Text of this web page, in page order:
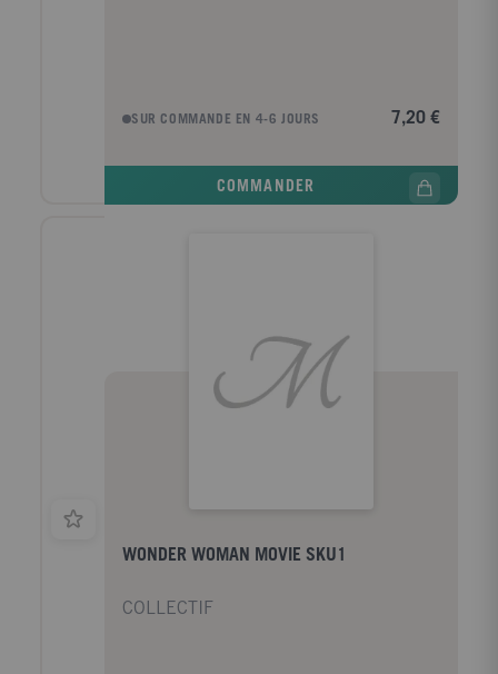
SUR COMMANDE EN 4-6 JOURS 7,20 €
COMMANDER
WONDER WOMAN MOVIE SKU1
COLLECTIF